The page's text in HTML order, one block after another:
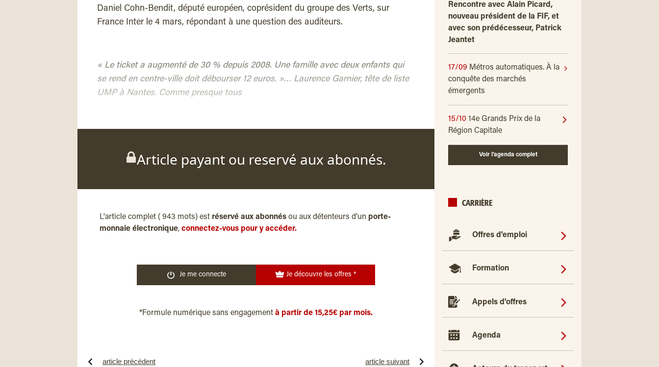
Daniel Cohn-Bendit, député européen, coprésident du groupe des Verts, sur
France Inter le 4 mars, répondant à une question des auditeurs.
« Le ticket a augmenté de 30 % depuis 2008. Une famille avec deux enfants qui
se rend en centre-ville doit débourser 12 euros. »… Laurence Garnier, tête de liste
UMP à Nantes. Comme presque tous
Article payant ou reservé aux abonnés.
L'article complet ( 943 mots) est réservé aux abonnés ou aux détenteurs d’un porte-
monnaie électronique, connectez-vous pour y accéder.
Je me connecte Je découvre les offres *
*Formule numérique sans engagement à partir de 15,25€ par mois.
article précédent article suivant
Rencontre avec Alain Picard,
nouveau président de la FIF, et
avec son prédécesseur, Patrick
Jeantet
17/09 Métros automatiques. À la
conquête des marchés
émergents
15/10 14e Grands Prix de la
Région Capitale
Voir l’agenda complet
CARRIÈRE
Offres d'emploi
Formation
Appels d'offres
Agenda